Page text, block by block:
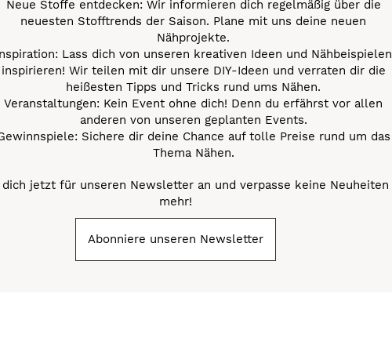
Neue Stoffe entdecken: Wir informieren dich regelmäßig über die
neuesten Stofftrends der Saison. Plane mit uns deine neuen
Nähprojekte.
Lass dich von unseren kreativen Ideen und Nähbeispielen
inspirieren! Wir teilen mit dir unsere DIY-Ideen und verraten dir die
heißesten Tipps und Tricks rund ums Nähen.
Veranstaltungen: Kein Event ohne dich! Denn du erfährst vor allen
anderen von unseren geplanten Events.
Sichere dir deine Chance auf tolle Preise rund um das
Thema Nähen.
dich jetzt für unseren Newsletter an und verpasse keine Neuheiten
mehr!
Abonniere unseren Newsletter